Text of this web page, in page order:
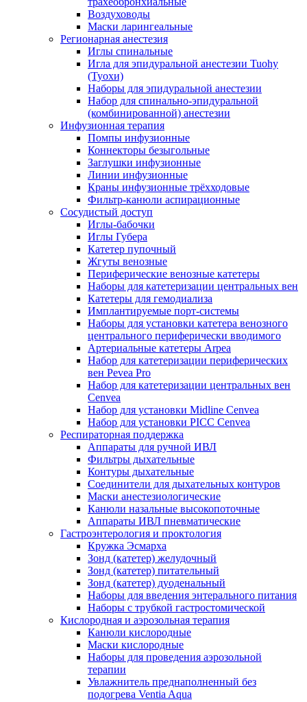
Воздуховоды
Маски ларингеальные
Регионарная анестезия
Иглы спинальные
Игла для эпидуральной анестезии Tuohy
(Туохи)
Наборы для эпидуральной анестезии
Набор для спинально-эпидуральной
(комбинированной) анестезии
Инфузионная терапия
Помпы инфузионные
Коннекторы безыгольные
Заглушки инфузионные
Линии инфузионные
Краны инфузионные трёхходовые
Фильтр-канюли аспирационные
Сосудистый доступ
Иглы-бабочки
Иглы Губера
Катетер пупочный
Жгуты венозные
Периферические венозные катетеры
Наборы для катетеризации центральных вен
Катетеры для гемодиализа
Имплантируемые порт‑системы
Наборы для установки катетера венозного
центрального периферически вводимого
Артериальные катетеры Arpea
Набор для катетеризации периферических
вен Pevea Pro
Набор для катетеризации центральных вен
Cenvea
Набор для установки Midline Cenvea
Набор для установки PICC Cenvea
Респираторная поддержка
Аппараты для ручной ИВЛ
Фильтры дыхательные
Контуры дыхательные
Соединители для дыхательных контуров
Маски анестезиологические
Канюли назальные высокопоточные
Аппараты ИВЛ пневматические
Гастроэнтерология и проктология
Кружка Эсмарха
Зонд (катетер) желудочный
Зонд (катетер) питательный
Зонд (катетер) дуоденальный
Наборы для введения энтерального питания
Наборы с трубкой гастростомической
Кислородная и аэрозольная терапия
Канюли кислородные
Маски кислородные
Наборы для проведения аэрозольной
терапии
Увлажнитель преднаполненный без
подогрева Ventia Aqua